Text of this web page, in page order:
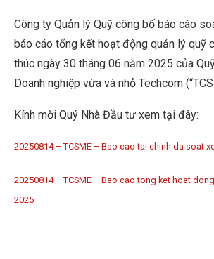
Công ty Quản lý Quỹ công bố báo cáo
báo cáo tổng kết hoạt động quản lý quỹ
thúc ngày 30 tháng 06 năm 2025 của
Doanh nghiệp vừa và nhỏ Techcom
Kính mời Quý Nhà Đầu tư xem tại đây:
20250814 – TCSME – Bao cao tai chinh da soat
20250814 – TCSME – Bao cao tong ket hoat
2025